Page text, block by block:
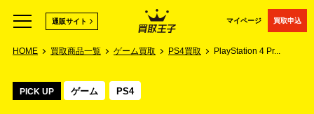
マイページ 買取申込
通販サイト
HOME 買取商品一覧 ゲーム買取 PS4買取 PlayStation 4 Pr...
PICK UP ゲーム PS4